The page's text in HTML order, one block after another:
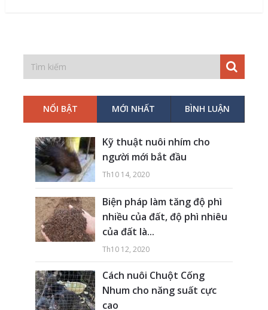
NỔI BẬT MỚI NHẤT BÌNH LUẬN
Kỹ thuật nuôi nhím cho
người mới bắt đầu
Th10 14, 2020
Biện pháp làm tăng độ phì
nhiều của đất, độ phì nhiêu
của đất là...
Th10 12, 2020
Cách nuôi Chuột Cống
Nhum cho năng suất cực
cao